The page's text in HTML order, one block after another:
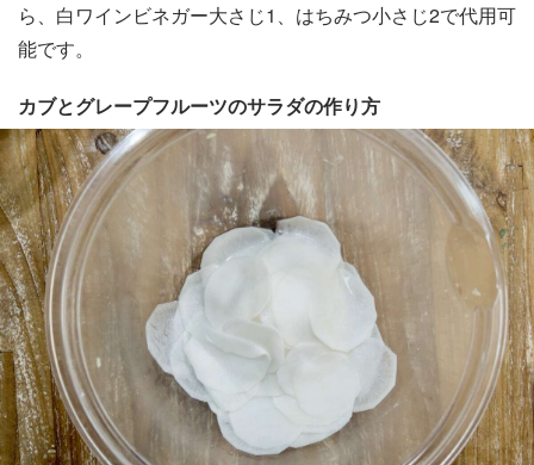
ら、白ワインビネガー大さじ1、はちみつ小さじ2で代用可
能です。
カブとグレープフルーツのサラダの作り方